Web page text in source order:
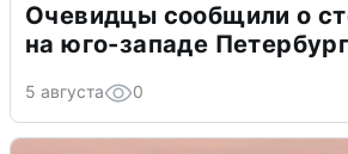
Очевидцы сообщили о
на юго-западе
5 августа 0